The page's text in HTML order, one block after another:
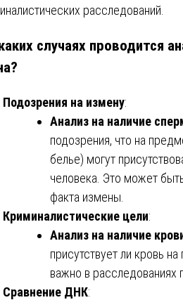
расследований.
случаях проводится
Подозрения на измену:
Анализ на наличие
подозрения, что на
белье) могут
человека. Это может
факта измены.
Криминалистические цели:
Анализ на наличие
присутствует ли кровь
важно в расследованиях
Сравнение ДНК: